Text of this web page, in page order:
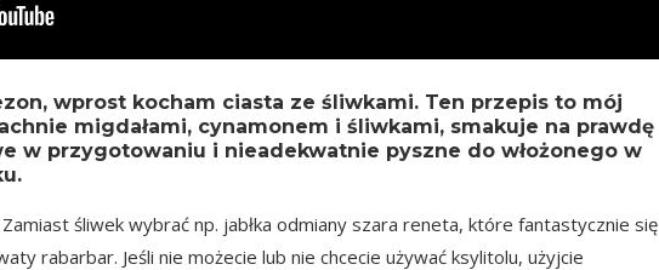
wprost kocham ciasta ze śliwkami. Ten przepis to mój
migdałami, cynamonem i śliwkami, smakuje na prawdę
w przygotowaniu i nieadekwatnie pyszne do włożonego w
śliwek wybrać np. jabłka odmiany szara reneta, które fantastycznie się
rabarbar. Jeśli nie możecie lub nie chcecie używać ksylitolu, użyjcie